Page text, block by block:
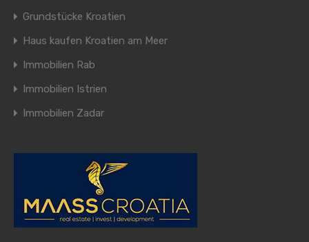
Grundstücke Kroatien
Haus kaufen Kroatien am Meer
Immobilien Rab
Immobilien Istrien
Immobilien Zadar